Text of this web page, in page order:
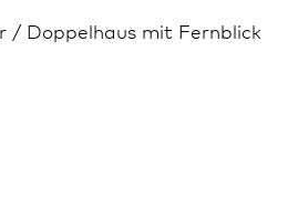
Doppelhaus mit Fernblick